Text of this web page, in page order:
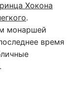
Хокона
.
монаршей
время